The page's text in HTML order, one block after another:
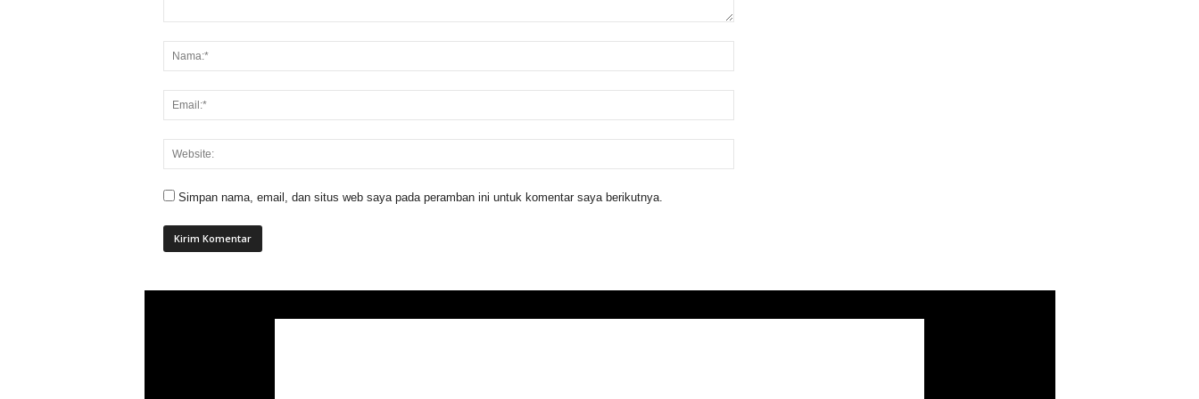
Simpan nama, email, dan situs web saya pada peramban ini untuk komentar saya berikutnya.